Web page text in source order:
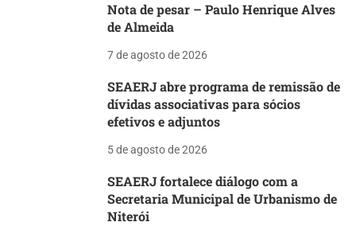
Nota de pesar – Paulo Henrique Alves
de Almeida
7 de agosto de 2026
SEAERJ abre programa de remissão de
dívidas associativas para sócios
efetivos e adjuntos
5 de agosto de 2026
SEAERJ fortalece diálogo com a
Secretaria Municipal de Urbanismo de
Niterói